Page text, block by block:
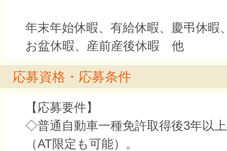
年末年始休暇、有給休暇、慶弔休暇
お盆休暇、産前産後休暇 他
応募資格・応募条件
【応募要件】
◇普通自動車一種免許取得後3年以
（AT限定も可能）。